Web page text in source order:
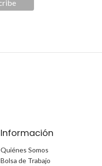
Información
Quiénes Somos
Bolsa de Trabajo